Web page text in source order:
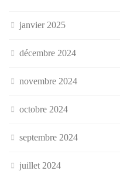
janvier 2025
décembre 2024
novembre 2024
octobre 2024
septembre 2024
juillet 2024